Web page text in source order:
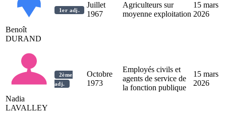
Benoît
DURAND
1er adj.
Juillet
1967
Agriculteurs sur
moyenne exploitation
15 mars
2026
Nadia
LAVALLEY
2ème
adj.
Octobre
1973
Employés civils et
agents de service de
la fonction publique
15 mars
2026